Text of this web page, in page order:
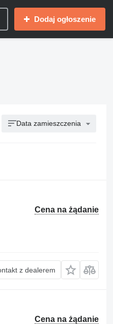
Dodaj ogłoszenie
Data zamieszczenia
Cena na żądanie
z dealerem
Cena na żądanie